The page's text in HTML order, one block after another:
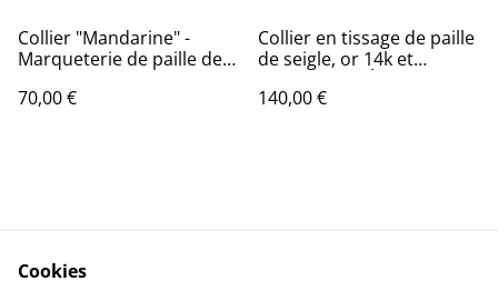
Collier "Mandarine" -
Marqueterie de paille de
70,00 €
Collier en tissage de paille
de seigle, or 14k et
raffiné
140,00 €
Cookies